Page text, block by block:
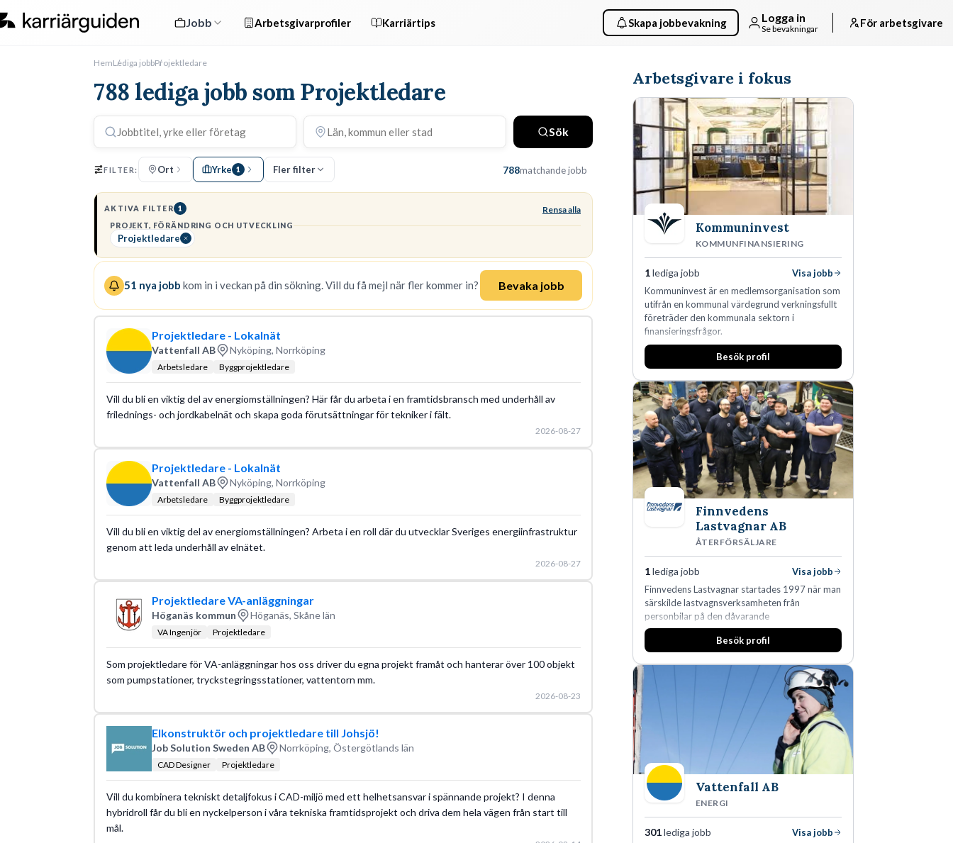
Jobb Arbetsgivarprofiler Karriärtips Skapa jobbevakning Logga in
Se bevakningar För arbetsgivare
HemLediga jobbProjektledare
788 lediga jobb som Projektledare
Sök
FILTER: Ort Yrke 1 Fler filter 788matchande jobb
AKTIVA FILTER 1 Rensa alla
PROJEKT, FÖRÄNDRING OCH UTVECKLING
Projektledare
51 nya jobb kom in i veckan på din sökning. Vill du få mejl när fler kommer in? Bevaka jobb
Projektledare - Lokalnät
Vattenfall AB Nyköping, Norrköping
Arbetsledare Byggprojektledare
Vill du bli en viktig del av energiomställningen? Här får du arbeta i en framtidsbransch med underhåll av
frilednings- och jordkabelnät och skapa goda förutsättningar för tekniker i fält.
2026-08-27
Projektledare - Lokalnät
Vattenfall AB Nyköping, Norrköping
Arbetsledare Byggprojektledare
Vill du bli en viktig del av energiomställningen? Arbeta i en roll där du utvecklar Sveriges energiinfrastruktur
genom att leda underhåll av elnätet.
2026-08-27
Projektledare VA-anläggningar
Höganäs kommun Höganäs, Skåne län
VA Ingenjör Projektledare
Som projektledare för VA-anläggningar hos oss driver du egna projekt framåt och hanterar över 100 objekt
som pumpstationer, tryckstegringsstationer, vattentorn mm.
2026-08-23
Elkonstruktör och projektledare till Johsjö!
Job Solution Sweden AB Norrköping, Östergötlands län
CAD Designer Projektledare
Vill du kombinera tekniskt detaljfokus i CAD-miljö med ett helhetsansvar i spännande projekt? I denna
hybridroll får du bli en nyckelperson i våra tekniska framtidsprojekt och driva dem hela vägen från start till
mål.
Arbetsgivare i fokus
Kommuninvest
KOMMUNFINANSIERING
1lediga jobb
Visa jobb
Kommuninvest är en medlemsorganisation som
utifrån en kommunal värdegrund verkningsfullt
företräder den kommunala sektorn i
finansieringsfrågor.
Besök profil
Finnvedens
Lastvagnar AB
ÅTERFÖRSÄLJARE
1lediga jobb
Visa jobb
Finnvedens Lastvagnar startades 1997 när man
särskilde lastvagnsverksamheten från
personbilar på den dåvarande
huvudanläggningen i Värnamo. Sedan dess har
man expanderat kraftigt genom ett antal
den största privata återförsäljaren av Volvo
Lastvagnar och finns representerade på 20
orter i södra Sverige.
Besök profil
Vattenfall AB
ENERGI
301lediga jobb
Visa jobb